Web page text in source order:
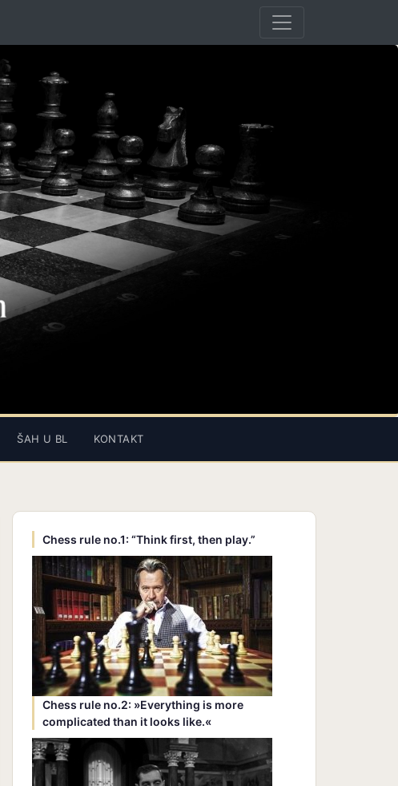
ŠAH U BL KONTAKT
Chess rule no.1: “Think first, then play.”
Chess rule no.2: »Everything is more
complicated than it looks like.«